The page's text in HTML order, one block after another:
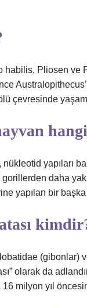
habilis, Pliosen
çevresinde
yapıları
daha
yapılan bir
(gibonlar)
olarak da
milyon yıl